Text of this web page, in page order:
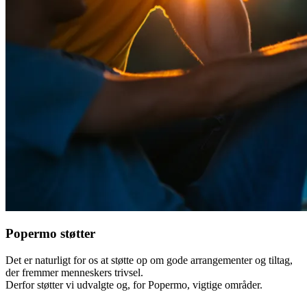
Popermo støtter
Det er naturligt for os at støtte op om gode arrangementer og tiltag,
der fremmer menneskers trivsel.
Derfor støtter vi udvalgte og, for Popermo, vigtige områder.